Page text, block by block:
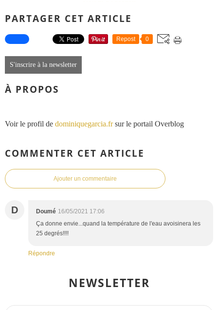
PARTAGER CET ARTICLE
Repost 0
S'inscrire à la newsletter
À PROPOS
Voir le profil de dominiquegarcia.frsur le portail Overblog
COMMENTER CET ARTICLE
Ajouter un commentaire
D Doumé 16/05/2021 17:06
Ça donne envie...quand la température de l'eau avoisinera les
25 degrés!!!!
Répondre
NEWSLETTER